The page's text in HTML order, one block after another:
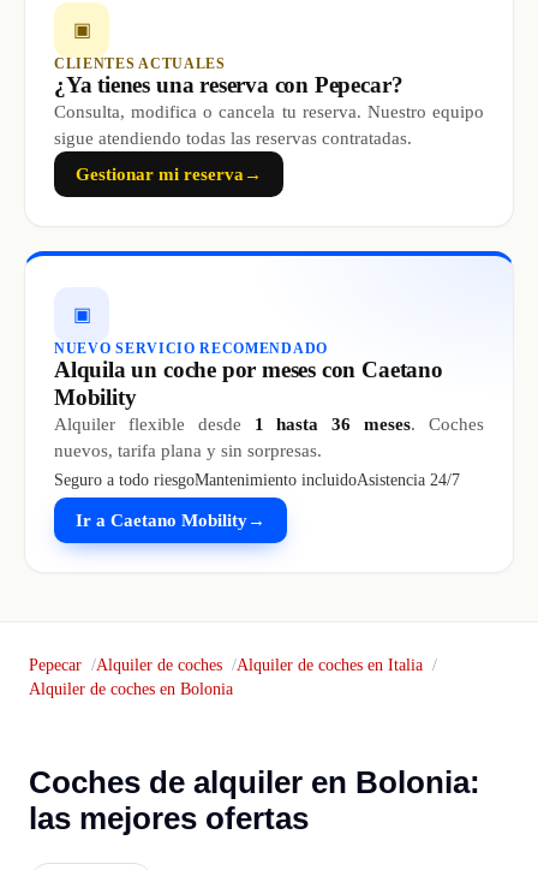
▣
CLIENTES ACTUALES
¿Ya tienes una reserva con Pepecar?
Consulta, modifica o cancela tu reserva. Nuestro equipo
sigue atendiendo todas las reservas contratadas.
Gestionar mi reserva →
▣
NUEVO SERVICIO RECOMENDADO
Alquila un coche por meses con Caetano
Mobility
Alquiler flexible desde 1 hasta 36 meses. Coches
nuevos, tarifa plana y sin sorpresas.
Seguro a todo riesgoMantenimiento incluidoAsistencia 24/7
Ir a Caetano Mobility→
Pepecar Alquiler de coches
Alquiler de coches en Italia
Alquiler de coches en Bolonia
Coches de alquiler en Bolonia:
las mejores ofertas